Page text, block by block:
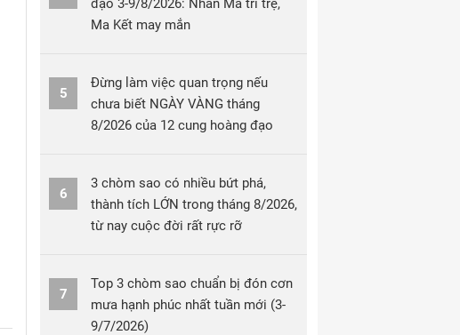
đạo 3-9/8/2026: Nhân Mã trì trệ,
Ma Kết may mắn
5
Đừng làm việc quan trọng nếu
chưa biết NGÀY VÀNG tháng
8/2026 của 12 cung hoàng đạo
6
3 chòm sao có nhiều bứt phá,
thành tích LỚN trong tháng 8/2026,
từ nay cuộc đời rất rực rỡ
7
Top 3 chòm sao chuẩn bị đón cơn
mưa hạnh phúc nhất tuần mới (3-
9/7/2026)